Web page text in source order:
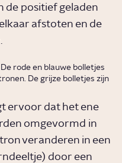
de positief geladen
afstoten en de
rode en blauwe bolletjes
De grijze bolletjes zijn
ervoor dat het ene
omgevormd in
veranderen in een
door een